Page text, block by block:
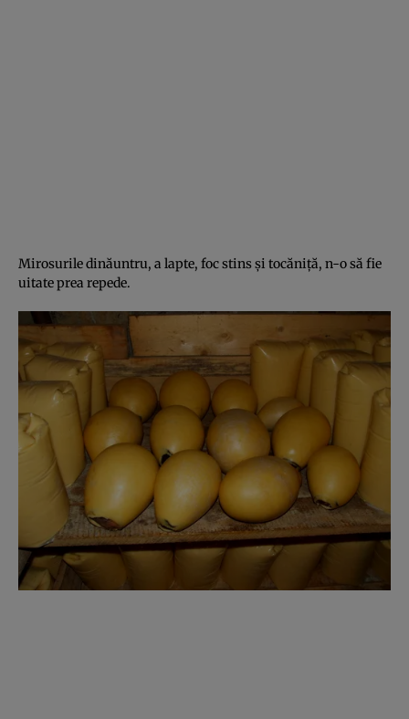
Mirosurile dinăuntru, a lapte, foc stins şi tocăniţă, n-o să fie
uitate prea repede.